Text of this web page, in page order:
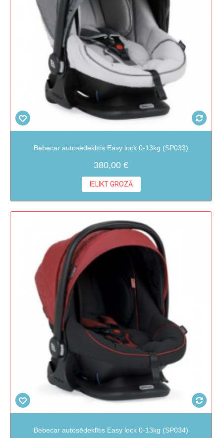
Bebecar autosēdeklītis Easy lock 0-13kg (SP033)
380,00 €
IELIKT GROZĀ
Bebecar autosēdeklītis Easy lock 0-13kg (SP034)